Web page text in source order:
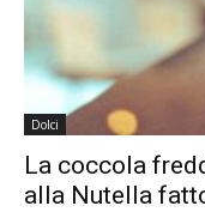
Dolci
La coccola
alla Nutella